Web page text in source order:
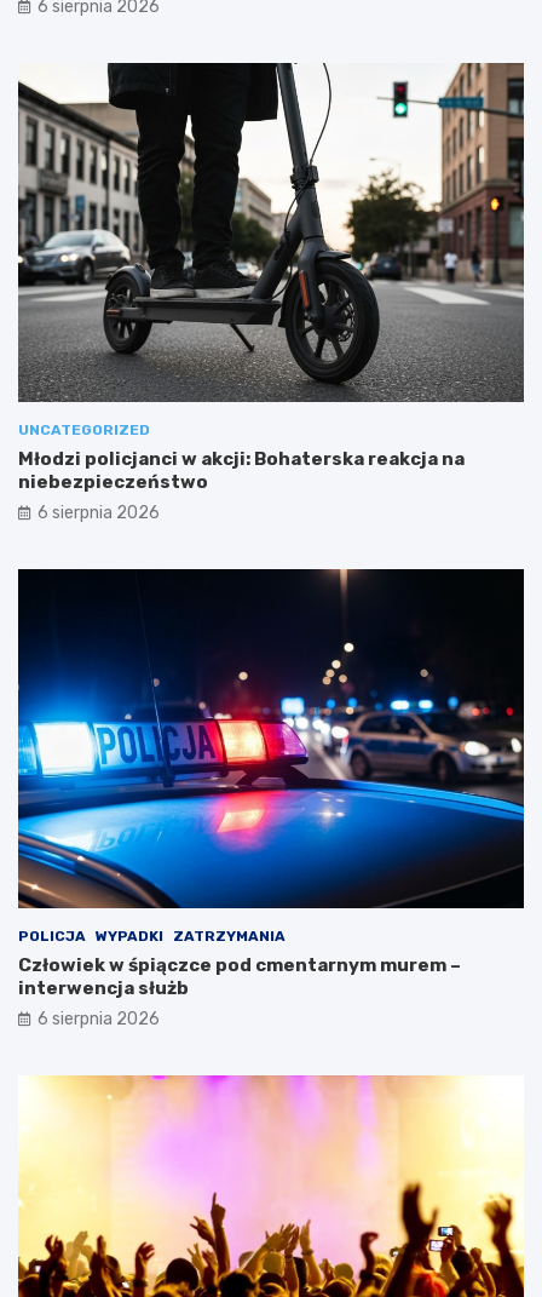
6 sierpnia 2026
UNCATEGORIZED
Młodzi policjanci w akcji: Bohaterska reakcja na
niebezpieczeństwo
6 sierpnia 2026
POLICJA WYPADKI ZATRZYMANIA
Człowiek w śpiączce pod cmentarnym murem –
interwencja służb
6 sierpnia 2026